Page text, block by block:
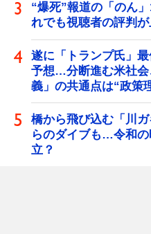
“爆死”報道の「のん
れでも視聴者の評判
遂に「トランプ氏」
予想…分断進む米社
義」の共通点は“政策
橋から飛び込む「川
らのダイブも…令和
立？